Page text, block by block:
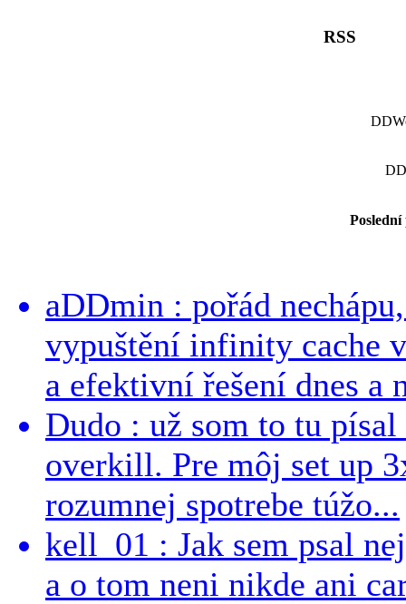
RSS
aDDmin : pořád
vypuštění infinity cache
a efektivní řešení dnes a
Dudo : už som to tu
overkill. Pre môj set up
rozumnej spotrebe túžo...
kell_01 : Jak sem psal
a o tom neni nikde ani